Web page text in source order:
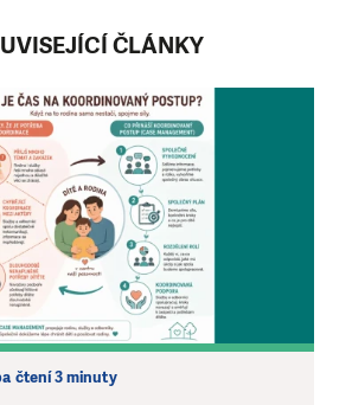
ČLÁNKY
čtení 3 minuty